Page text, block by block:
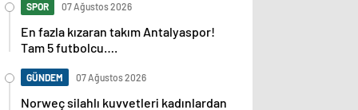
SPOR 07 Ağustos 2026
En fazla kızaran takım Antalyaspor!
Tam 5 futbolcu….
GÜNDEM 07 Ağustos 2026
Norweç silahlı kuvvetleri kadınlardan